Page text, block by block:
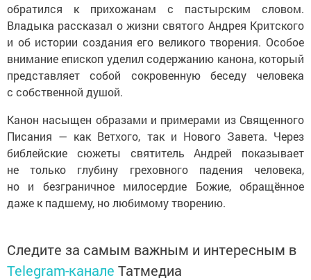
обратился к прихожанам с пастырским словом.
Владыка рассказал о жизни святого Андрея Критского
и об истории создания его великого творения. Особое
внимание епископ уделил содержанию канона, который
представляет собой сокровенную беседу человека
с собственной душой.
Канон насыщен образами и примерами из Священного
Писания — как Ветхого, так и Нового Завета. Через
библейские сюжеты святитель Андрей показывает
не только глубину греховного падения человека,
но и безграничное милосердие Божие, обращённое
даже к падшему, но любимому творению.
Следите за самым важным и интересным в
Telegram-канале Татмедиа